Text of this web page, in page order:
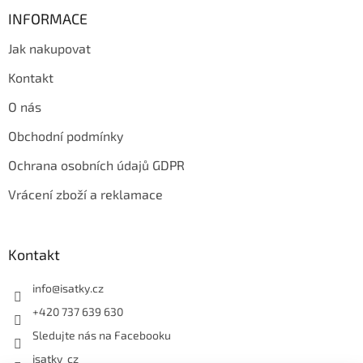
INFORMACE
Jak nakupovat
Kontakt
O nás
Obchodní podmínky
Ochrana osobních údajů GDPR
Vrácení zboží a reklamace
Kontakt
info@isatky.cz
+420 737 639 630
Sledujte nás na Facebooku
isatky_cz